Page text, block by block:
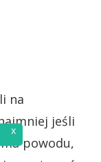
na
jeśli
powodu,
x